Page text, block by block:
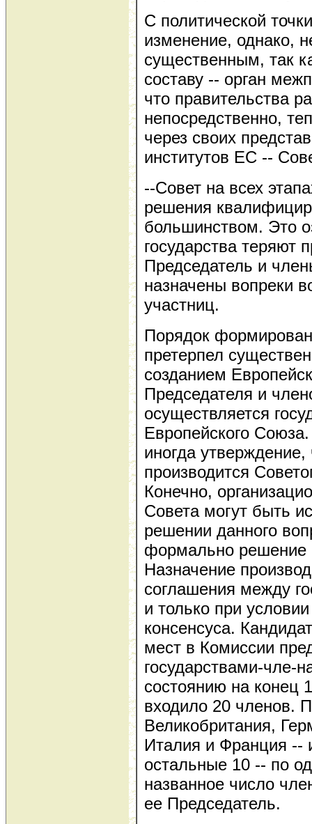
С политической
изменение, однако,
существенным, так
составу -- орган
что правительства
непосредственно,
через своих
институтов ЕС --
--Совет на всех
решения
большинством. Это
государства теряют
Председатель и
назначены вопреки
участниц.
Порядок
претерпел
созданием
Председателя и
осуществляется
Европейского
иногда утверждение,
производится
Конечно,
Совета могут быть
решении данного
формально решение
Назначение
соглашения между
и только при
консенсуса.
мест в Комиссии
государствами-чле-
состоянию на конец
входило 20 членов.
Великобритания,
Италия и Франция --
остальные 10 -- по
названное число
ее Председатель.